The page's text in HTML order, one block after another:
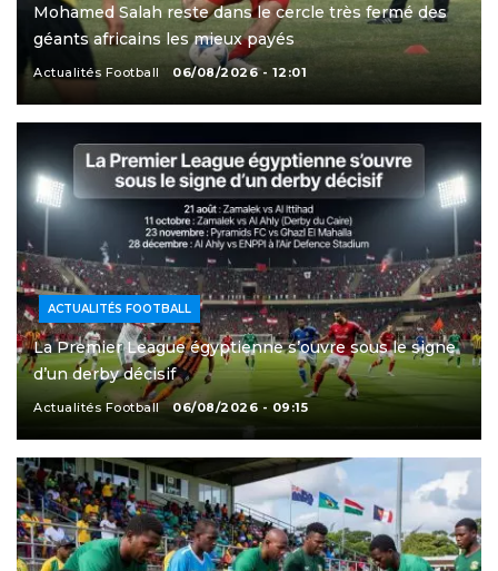
Mohamed Salah reste dans le cercle très fermé des
géants africains les mieux payés
Actualités Football 06/08/2026 - 12:01
ACTUALITÉS FOOTBALL
La Premier League égyptienne s’ouvre sous le signe
d’un derby décisif
Actualités Football 06/08/2026 - 09:15